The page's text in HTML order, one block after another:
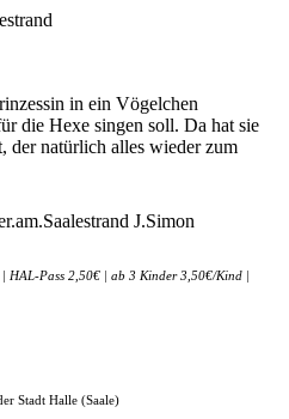
in ein Vögelchen
die Hexe singen soll. Da hat sie
der natürlich alles wieder zum
Pass 2,50€ | ab 3 Kinder 3,50€/Kind |
Stadt Halle (Saale)